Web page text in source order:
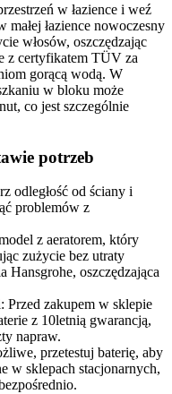
w łazience i weź
łazience nowoczesny
włosów, oszczędzając
z certyfikatem TÜV za
gorącą wodą. W
w bloku może
co jest szczególnie
potrzeb
odległość od ściany i
problemów z
z aeratorem, który
zużycie bez utraty
Hansgrohe, oszczędzająca
Przed zakupem w sklepie
z 10letnią gwarancją,
napraw.
przetestuj baterię, aby
w sklepach stacjonarnych,